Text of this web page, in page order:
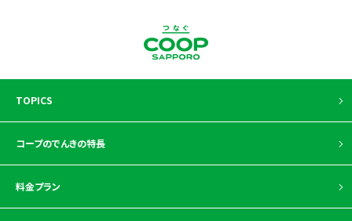
TOPICS
コープのでんきの特長
料金プラン